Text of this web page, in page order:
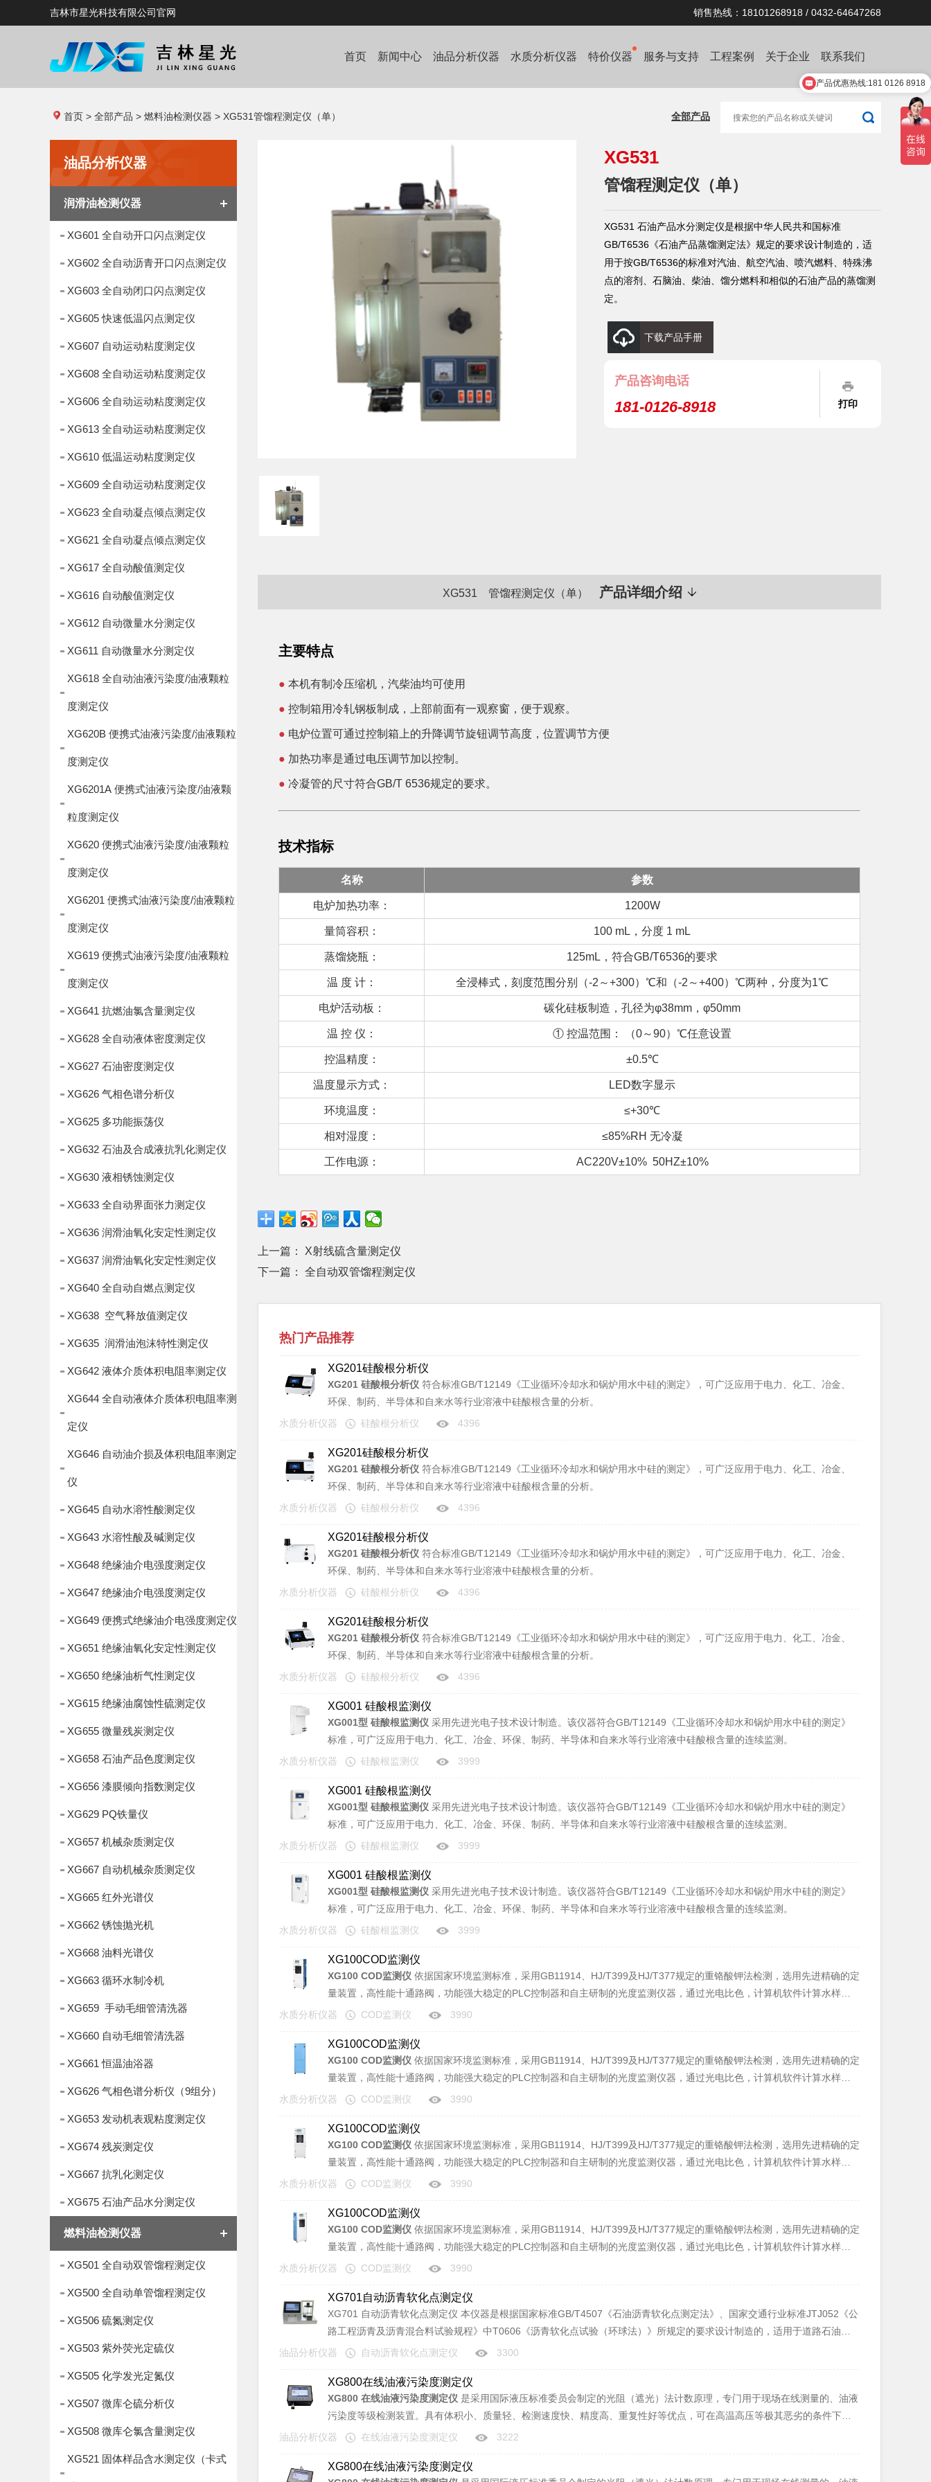
吉林市星光科技有限公司官网 销售热线：18101268918 / 0432-64647268
首页 新闻中心 油品分析仪器 水质分析仪器 特价仪器 服务与支持 工程案例 关于企业 联系我们
首页 > 全部产品 > 燃料油检测仪器 > XG531管馏程测定仪（单） 全部产品
XG531
管馏程测定仪（单）
XG531 石油产品水分测定仪是根据中华人民共和国标准
GB/T6536《石油产品蒸馏测定法》规定的要求设计制造的，适
用于按GB/T6536的标准对汽油、航空汽油、喷汽燃料、特殊沸
点的溶剂、石脑油、柴油、馏分燃料和相似的石油产品的蒸馏测
定。
下载产品手册
产品咨询电话
181-0126-8918 打印
XG531 管馏程测定仪（单） 产品详细介绍
主要特点
● 本机有制冷压缩机，汽柴油均可使用
● 控制箱用冷轧钢板制成，上部前面有一观察窗，便于观察。
● 电炉位置可通过控制箱上的升降调节旋钮调节高度，位置调节方便
● 加热功率是通过电压调节加以控制。
● 冷凝管的尺寸符合GB/T 6536规定的要求。
技术指标
名称 参数
电炉加热功率： 1200W
量筒容积： 100 mL，分度 1 mL
蒸馏烧瓶： 125mL，符合GB/T6536的要求
温 度 计： 全浸棒式，刻度范围分别（-2～+300）℃和（-2～+400）℃两种，分度为1℃
电炉活动板： 碳化硅板制造，孔径为φ38mm，φ50mm
温 控 仪： ① 控温范围： （0～90）℃任意设置
控温精度： ±0.5℃
温度显示方式： LED数字显示
环境温度： ≤+30℃
相对湿度： ≤85%RH 无冷凝
工作电源： AC220V±10% 50HZ±10%
上一篇：
X射线硫含量测定仪
下一篇：
全自动双管馏程测定仪
热门产品推荐
XG201硅酸根分析仪
XG201 硅酸根分析仪 符合标准GB/T12149《工业循环冷却水和锅炉用水中硅的测定》，可广泛应用于电力、化工、冶金、
环保、制药、半导体和自来水等行业溶液中硅酸根含量的分析。
水质分析仪器
硅酸根分析仪 4396
XG201硅酸根分析仪
XG201 硅酸根分析仪 符合标准GB/T12149《工业循环冷却水和锅炉用水中硅的测定》，可广泛应用于电力、化工、冶金、
环保、制药、半导体和自来水等行业溶液中硅酸根含量的分析。
水质分析仪器
硅酸根分析仪 4396
XG201硅酸根分析仪
XG201 硅酸根分析仪 符合标准GB/T12149《工业循环冷却水和锅炉用水中硅的测定》，可广泛应用于电力、化工、冶金、
环保、制药、半导体和自来水等行业溶液中硅酸根含量的分析。
水质分析仪器
硅酸根分析仪 4396
XG201硅酸根分析仪
XG201 硅酸根分析仪 符合标准GB/T12149《工业循环冷却水和锅炉用水中硅的测定》，可广泛应用于电力、化工、冶金、
环保、制药、半导体和自来水等行业溶液中硅酸根含量的分析。
水质分析仪器
硅酸根分析仪 4396
XG001 硅酸根监测仪
XG001型 硅酸根监测仪 采用先进光电子技术设计制造。该仪器符合GB/T12149《工业循环冷却水和锅炉用水中硅的测定》
标准，可广泛应用于电力、化工、冶金、环保、制药、半导体和自来水等行业溶液中硅酸根含量的连续监测。
水质分析仪器
硅酸根监测仪 3999
XG001 硅酸根监测仪
XG001型 硅酸根监测仪 采用先进光电子技术设计制造。该仪器符合GB/T12149《工业循环冷却水和锅炉用水中硅的测定》
标准，可广泛应用于电力、化工、冶金、环保、制药、半导体和自来水等行业溶液中硅酸根含量的连续监测。
水质分析仪器
硅酸根监测仪 3999
XG001 硅酸根监测仪
XG001型 硅酸根监测仪 采用先进光电子技术设计制造。该仪器符合GB/T12149《工业循环冷却水和锅炉用水中硅的测定》
标准，可广泛应用于电力、化工、冶金、环保、制药、半导体和自来水等行业溶液中硅酸根含量的连续监测。
水质分析仪器
硅酸根监测仪 3999
XG100COD监测仪
XG100 COD监测仪 依据国家环境监测标准，采用GB11914、HJ/T399及HJ/T377规定的重铬酸钾法检测，选用先进精确的定
量装置，高性能十通路阀，功能强大稳定的PLC控制器和自主研制的光度监测仪器，通过光电比色，计算机软件计算水样中
COD浓度实现全自动一体化，广泛应用于现场在线快速分析江河湖泊水体、自来水、排放废水、高浓度污水及各种溶液中的
水质分析仪器 COD监测仪 3990
XG100COD监测仪
XG100 COD监测仪 依据国家环境监测标准，采用GB11914、HJ/T399及HJ/T377规定的重铬酸钾法检测，选用先进精确的定
量装置，高性能十通路阀，功能强大稳定的PLC控制器和自主研制的光度监测仪器，通过光电比色，计算机软件计算水样中
COD浓度实现全自动一体化，广泛应用于现场在线快速分析江河湖泊水体、自来水、排放废水、高浓度污水及各种溶液中的
水质分析仪器 COD监测仪 3990
XG100COD监测仪
XG100 COD监测仪 依据国家环境监测标准，采用GB11914、HJ/T399及HJ/T377规定的重铬酸钾法检测，选用先进精确的定
量装置，高性能十通路阀，功能强大稳定的PLC控制器和自主研制的光度监测仪器，通过光电比色，计算机软件计算水样中
COD浓度实现全自动一体化，广泛应用于现场在线快速分析江河湖泊水体、自来水、排放废水、高浓度污水及各种溶液中的
水质分析仪器 COD监测仪 3990
XG100COD监测仪
XG100 COD监测仪 依据国家环境监测标准，采用GB11914、HJ/T399及HJ/T377规定的重铬酸钾法检测，选用先进精确的定
量装置，高性能十通路阀，功能强大稳定的PLC控制器和自主研制的光度监测仪器，通过光电比色，计算机软件计算水样中
COD浓度实现全自动一体化，广泛应用于现场在线快速分析江河湖泊水体、自来水、排放废水、高浓度污水及各种溶液中的
水质分析仪器 COD监测仪 3990
XG701自动沥青软化点测定仪
XG701 自动沥青软化点测定仪 本仪器是根据国家标准GB/T4507《石油沥青软化点测定法》、国家交通行业标准JTJ052《公
路工程沥青及沥青混合料试验规程》中T0606《沥青软化点试验（环球法）》所规定的要求设计制造的，适用于道路石油沥
青、煤沥青、液体石油沥青等各类沥青软化点的测定，是各沥青生产企业，公路、桥梁建设单位和各相关大专院校、研究机
油品分析仪器 自动沥青软化点测定仪 3300
XG800在线油液污染度测定仪
XG800 在线油液污染度测定仪
污染度等级检测装置。具有体积小、质量轻、检测速度快、精度高、重复性好等优点，可在高温高压等极其恶劣的条件下工
作。适用于发动机油、齿轮油、变压器油（即绝缘油）、液压油、润滑油、合成油、水基类（水基液压油、水乙二醇等）、
油品分析仪器 在线油液污染度测定仪 3222
XG800在线油液污染度测定仪
油品分析仪器
润滑油检测仪器
XG601 全自动开口闪点测定仪
XG602 全自动沥青开口闪点测定仪
XG603 全自动闭口闪点测定仪
XG605 快速低温闪点测定仪
XG607 自动运动粘度测定仪
XG608 全自动运动粘度测定仪
XG606 全自动运动粘度测定仪
XG613 全自动运动粘度测定仪
XG610 低温运动粘度测定仪
XG609 全自动运动粘度测定仪
XG623 全自动凝点倾点测定仪
XG621 全自动凝点倾点测定仪
XG617 全自动酸值测定仪
XG616 自动酸值测定仪
XG612 自动微量水分测定仪
XG611 自动微量水分测定仪
XG618 全自动油液污染度/油液颗粒
度测定仪
XG620B 便携式油液污染度/油液颗粒
度测定仪
XG6201A 便携式油液污染度/油液颗
粒度测定仪
XG620 便携式油液污染度/油液颗粒
度测定仪
XG6201 便携式油液污染度/油液颗粒
度测定仪
XG619 便携式油液污染度/油液颗粒
度测定仪
XG641 抗燃油氯含量测定仪
XG628 全自动液体密度测定仪
XG627 石油密度测定仪
XG626 气相色谱分析仪
XG625 多功能振荡仪
XG632 石油及合成液抗乳化测定仪
XG630 液相锈蚀测定仪
XG633 全自动界面张力测定仪
XG636 润滑油氧化安定性测定仪
XG637 润滑油氧化安定性测定仪
XG640 全自动自燃点测定仪
XG638 空气释放值测定仪
XG635 润滑油泡沫特性测定仪
XG642 液体介质体积电阻率测定仪
XG644 全自动液体介质体积电阻率测
定仪
XG646 自动油介损及体积电阻率测定
仪
XG645 自动水溶性酸测定仪
XG643 水溶性酸及碱测定仪
XG648 绝缘油介电强度测定仪
XG647 绝缘油介电强度测定仪
XG649 便携式绝缘油介电强度测定仪
XG651 绝缘油氧化安定性测定仪
XG650 绝缘油析气性测定仪
XG615 绝缘油腐蚀性硫测定仪
XG655 微量残炭测定仪
XG658 石油产品色度测定仪
XG656 漆膜倾向指数测定仪
XG629 PQ铁量仪
XG657 机械杂质测定仪
XG667 自动机械杂质测定仪
XG665 红外光谱仪
XG662 锈蚀抛光机
XG668 油料光谱仪
XG663 循环水制冷机
XG659 手动毛细管清洗器
XG660 自动毛细管清洗器
XG661 恒温油浴器
XG626 气相色谱分析仪（9组分）
XG653 发动机表观粘度测定仪
XG674 残炭测定仪
XG667 抗乳化测定仪
XG675 石油产品水分测定仪
燃料油检测仪器
XG501 全自动双管馏程测定仪
XG500 全自动单管馏程测定仪
XG506 硫氮测定仪
XG503 紫外荧光定硫仪
XG505 化学发光定氮仪
XG507 微库仑硫分析仪
XG508 微库仑氯含量测定仪
XG521 固体样品含水测定仪（卡式
产品优惠热线:181 0126 8918